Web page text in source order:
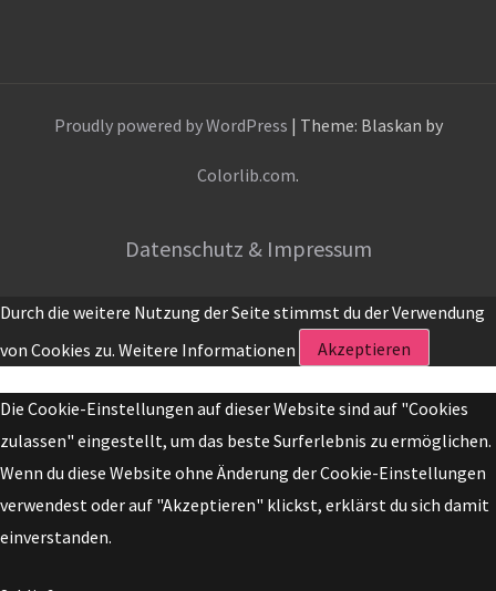
Proudly powered by WordPress | Theme: Blaskan by
Colorlib.com.
Datenschutz & Impressum
Durch die weitere Nutzung der Seite stimmst du der Verwendung
von Cookies zu. Weitere Informationen Akzeptieren
Die Cookie-Einstellungen auf dieser Website sind auf "Cookies
zulassen" eingestellt, um das beste Surferlebnis zu ermöglichen.
Wenn du diese Website ohne Änderung der Cookie-Einstellungen
verwendest oder auf "Akzeptieren" klickst, erklärst du sich damit
einverstanden.